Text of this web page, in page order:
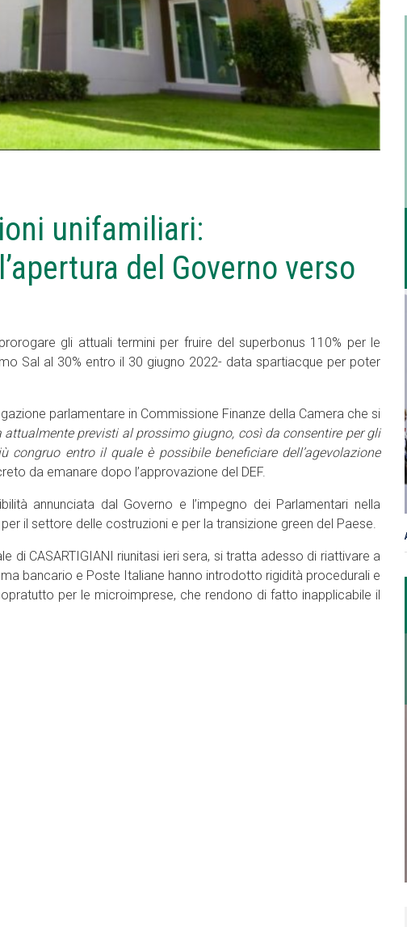
unifamiliari:
del Governo verso
gli attuali termini per fruire del superbonus 110% per le
Sal al 30% entro il 30 giugno 2022- data spartiacque per poter
parlamentare in Commissione Finanze della Camera che si
previsti al prossimo giugno, così da consentire per gli
entro il quale è possibile beneficiare dell’agevolazione
da emanare dopo l’approvazione del DEF.
annunciata dal Governo e l’impegno dei Parlamentari nella
il settore delle costruzioni e per la transizione green del Paese.
di CASARTIGIANI riunitasi ieri sera, si tratta adesso di riattivare a
bancario e Poste Italiane hanno introdotto rigidità procedurali e
per le microimprese, che rendono di fatto inapplicabile il